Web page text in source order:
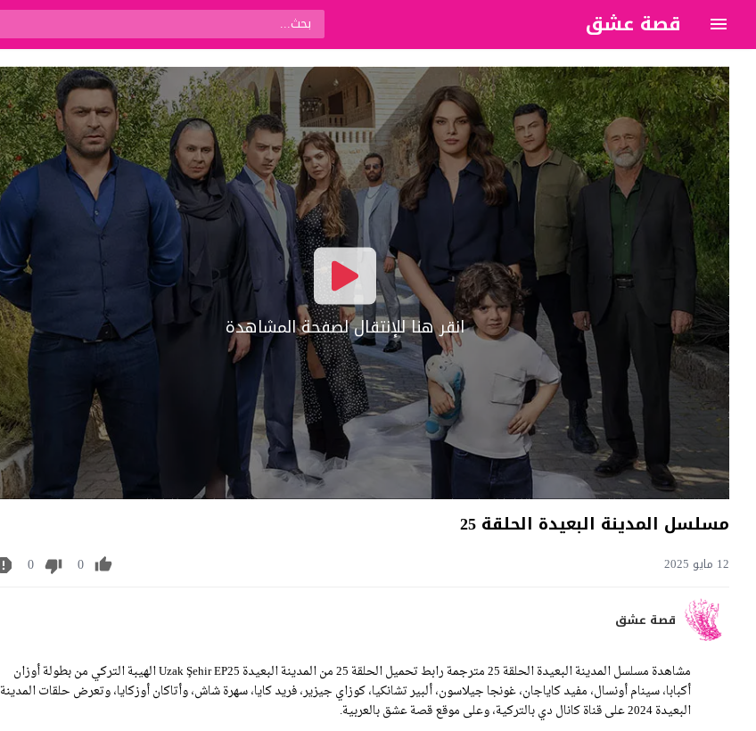
قصة عشق
?>
انقر هنا للإنتقال لصفحة المشاهدة
مسلسل المدينة البعيدة الحلقة 25
12 مايو 2025 0
0
قصة عشق
مشاهدة مسلسل المدينة البعيدة الحلقة 25 مترجمة رابط تحميل الحلقة 25 من المدينة البعيدة Uzak Şehir EP25 الهيبة التركي من بطولة أوزان
أكبابا، سينام أونسال، مفيد كاياجان، غونجا جيلاسون، ألبير تشانكيا، كوزاي جيزير، فريد كايا، سهرة شاش، وأتاكان أوزكايا، وتعرض حلقات المدينة
البعيدة 2024 على قناة كانال دي بالتركية، وعلى موقع قصة عشق بالعربية.